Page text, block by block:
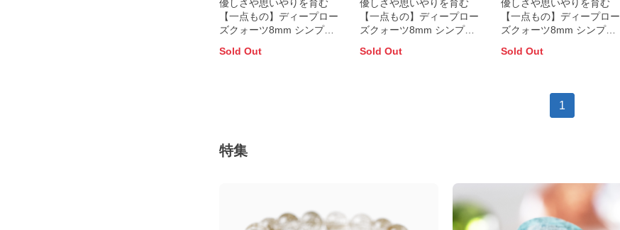
優しさや思いやりを育む
【一点もの】ディープロー
ズクォーツ8mm シンプル
Sold Out
優しさや思いやりを育む
【一点もの】ディープロー
ズクォーツ8mm シンプル
Sold Out
優しさや思いやりを育む
【一点もの】ディープロー
ズクォーツ8mm シンプル
Sold Out
1
特集